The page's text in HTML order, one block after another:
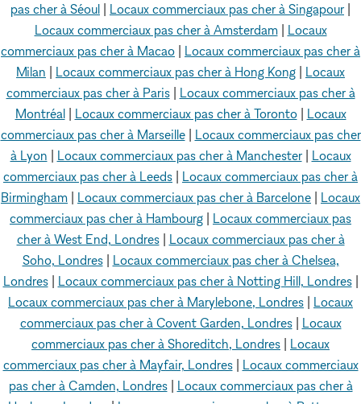
pas cher à Séoul
Locaux commerciaux pas cher à Singapour
Locaux commerciaux pas cher à Amsterdam| Locaux
commerciaux pas cher à Macao
Locaux commerciaux pas cher à
Milan
Locaux commerciaux pas cher à Hong Kong
Locaux
commerciaux pas cher à Paris| Locaux commerciaux pas cher à
Montréal| Locaux commerciaux pas cher à Toronto| Locaux
commerciaux pas cher à Marseille| Locaux commerciaux pas cher
à Lyon
Locaux commerciaux pas cher à Manchester| Locaux
commerciaux pas cher à Leeds
Locaux commerciaux pas cher à
Birmingham
Locaux commerciaux pas cher à Barcelone
Locaux
commerciaux pas cher à Hambourg
Locaux commerciaux pas
cher à West End, Londres| Locaux commerciaux pas cher à
Soho, Londres| Locaux commerciaux pas cher à Chelsea,
Londres| Locaux commerciaux pas cher à Notting Hill, Londres|
Locaux commerciaux pas cher à Marylebone, Londres
Locaux
commerciaux pas cher à Covent Garden, Londres| Locaux
commerciaux pas cher à Shoreditch, Londres
Locaux
commerciaux pas cher à Mayfair, Londres| Locaux commerciaux
pas cher à Camden, Londres| Locaux commerciaux pas cher à